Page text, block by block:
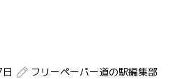
フリーペーパー道の駅編集部